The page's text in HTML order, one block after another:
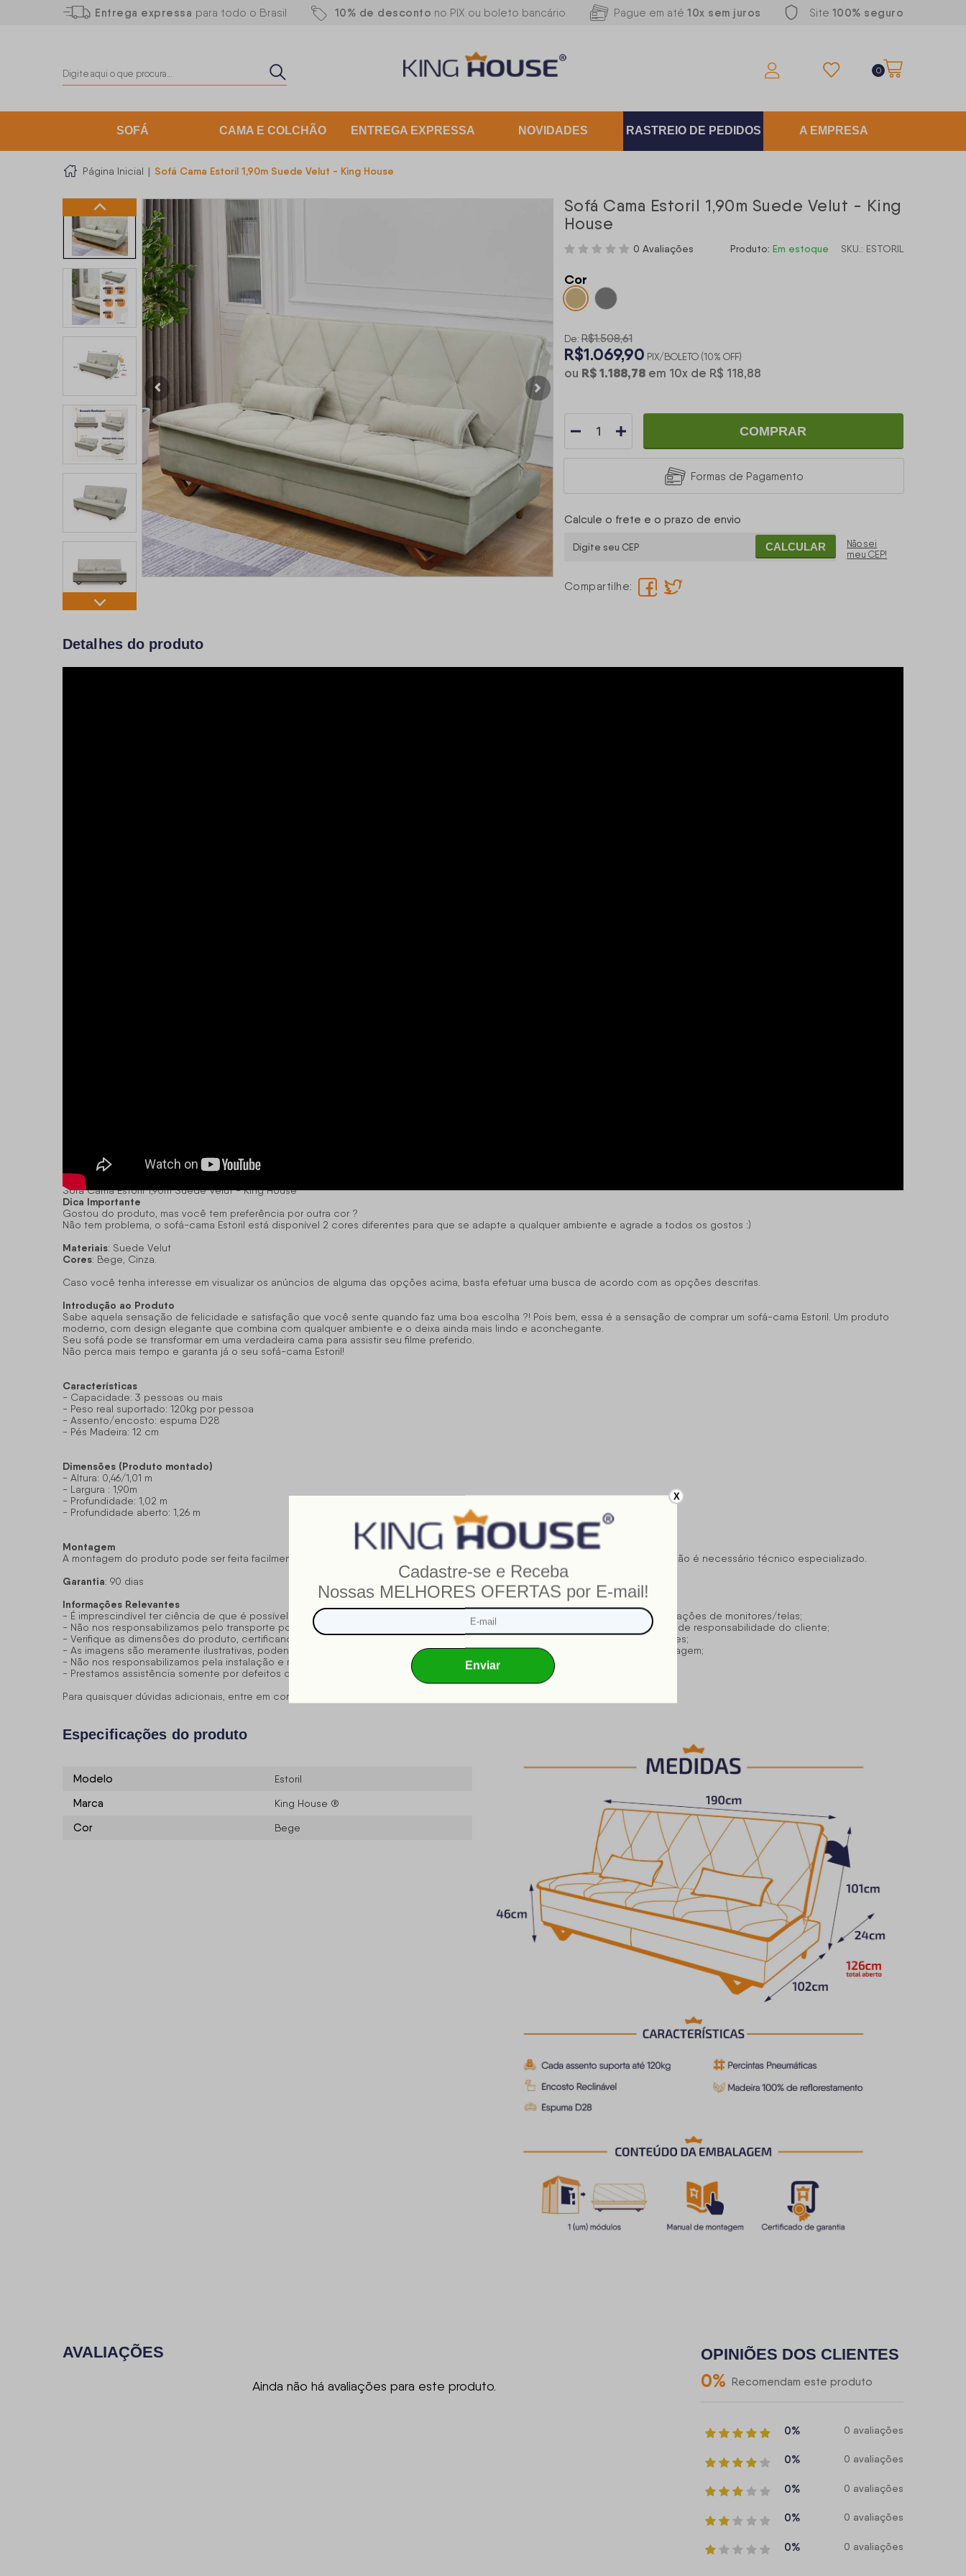
Entrega expressa para todo o Brasil 10% de desconto no PIX ou boleto bancário Pague em até 10x sem juros Site 100% seguro
0
SOFÁ CAMA E COLCHÃO ENTREGA EXPRESSA NOVIDADES RASTREIO DE PEDIDOS A EMPRESA
Página Inicial | Sofá Cama Estoril 1,90m Suede Velut - King House
Sofá Cama Estoril 1,90m Suede Velut - King
House
0 Avaliações Produto: Em estoque SKU.: ESTORIL
Cor
De: R$1.508,61
R$1.069,90 PIX/BOLETO (10% OFF)
ou R$ 1.188,78em 10xde R$ 118,88
COMPRAR
Formas de Pagamento
Calcule o frete e o prazo de envio
CALCULAR
Não sei
meu CEP!
Compartilhe:
Detalhes do produto
Sofá Cama Estoril 1,90m Suede Velut - King House
Dica Importante
Gostou do produto, mas você tem preferência por outra cor ?
Não tem problema, o sofá-cama Estoril está disponível 2 cores diferentes para que se adapte a qualquer ambiente e agrade a todos os gostos :)
Materiais: Suede Velut
Cores: Bege, Cinza.
Caso você tenha interesse em visualizar os anúncios de alguma das opções acima, basta efetuar uma busca de acordo com as opções descritas.
Introdução ao Produto
Sabe aquela sensação de felicidade e satisfação que você sente quando faz uma boa escolha ?! Pois bem, essa é a sensação de comprar um sofá-cama Estoril. Um produto
moderno, com design elegante que combina com qualquer ambiente e o deixa ainda mais lindo e aconchegante.
Seu sofá pode se transformar em uma verdadeira cama para assistir seu filme preferido.
Não perca mais tempo e garanta já o seu sofá-cama Estoril!
Características
- Capacidade: 3 pessoas ou mais
- Peso real suportado: 120kg por pessoa
- Assento/encosto: espuma D28
- Pés Madeira: 12 cm
Dimensões (Produto montado)
- Altura: 0,46/1,01 m
- Largura : 1,90m
- Profundidade: 1,02 m
- Profundidade aberto: 1,26 m
Montagem
A montagem do produto pode ser feita facilmente seguindo o manual de instruções que acompanha a embalagem do produto. Não é necessário técnico especializado.
Garantia: 90 dias
Informações Relevantes
- É imprescindível ter ciência de que é possível que haja divergência de tonalidade nos tecidos devido às variações de configurações de monitores/telas;
- Não nos responsabilizamos pelo transporte por escadas, elevadores, guincho ou içamento deste produto, qualquer despesa é de responsabilidade do cliente;
- Verifique as dimensões do produto, certificando-se de que o mesmo possa ser transportado por portas, corredores e elevadores;
- As imagens são meramente ilustrativas, podendo ter variação de tonalidades e não acompanham os objetos que decoram a imagem;
- Não nos responsabilizamos pela instalação e montagem;
- Prestamos assistência somente por defeitos de fabricação.
Para quaisquer dúvidas adicionais, entre em contato com nosso SAC.
Especificações do produto
Modelo Estoril
Marca King House ®
Cor Bege
AVALIAÇÕES
Ainda não há avaliações para este produto.
OPINIÕES DOS CLIENTES
0% Recomendam este produto
0% 0 avaliações
0% 0 avaliações
0% 0 avaliações
0% 0 avaliações
0% 0 avaliações
X